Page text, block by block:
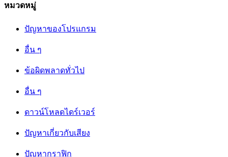
หมวดหมู่
ปัญหาของโปรแกรม
อื่น ๆ
ข้อผิดพลาดทั่วไป
อื่น ๆ
ดาวน์โหลดไดร์เวอร์
ปัญหาเกี่ยวกับเสียง
ปัญหากราฟิก